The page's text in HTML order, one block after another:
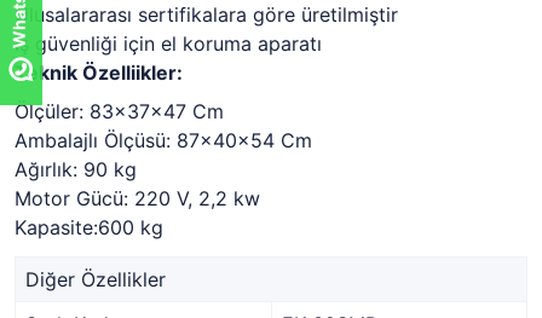
Ulusalararası sertifikalara göre üretilmiştir
İş güvenliği için el koruma aparatı
Teknik Özelliikler:
Ölçüler: 83x37x47 Cm
Ambalajlı Ölçüsü: 87x40x54 Cm
Ağırlık: 90 kg
Motor Gücü: 220 V, 2,2 kw
Kapasite:600 kg
Diğer Özellikler